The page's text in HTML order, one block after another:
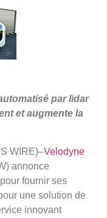
par lidar
et augmente la
WIRE)–Velodyne
annonce
fournir ses
une solution de
innovant